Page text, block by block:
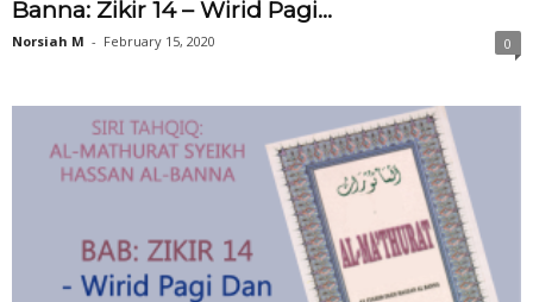
Banna: Zikir 14 – Wirid Pagi...
Norsiah M - February 15, 2020 0